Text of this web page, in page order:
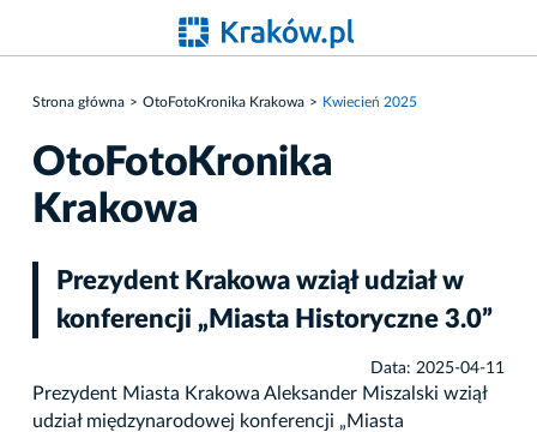
Strona główna OtoFotoKronika Krakowa Kwiecień 2025
OtoFotoKronika
Krakowa
Prezydent Krakowa wziął udział w
konferencji „Miasta Historyczne 3.0”
Data: 2025-04-11
Prezydent Miasta Krakowa Aleksander Miszalski wziął
udział międzynarodowej konferencji „Miasta